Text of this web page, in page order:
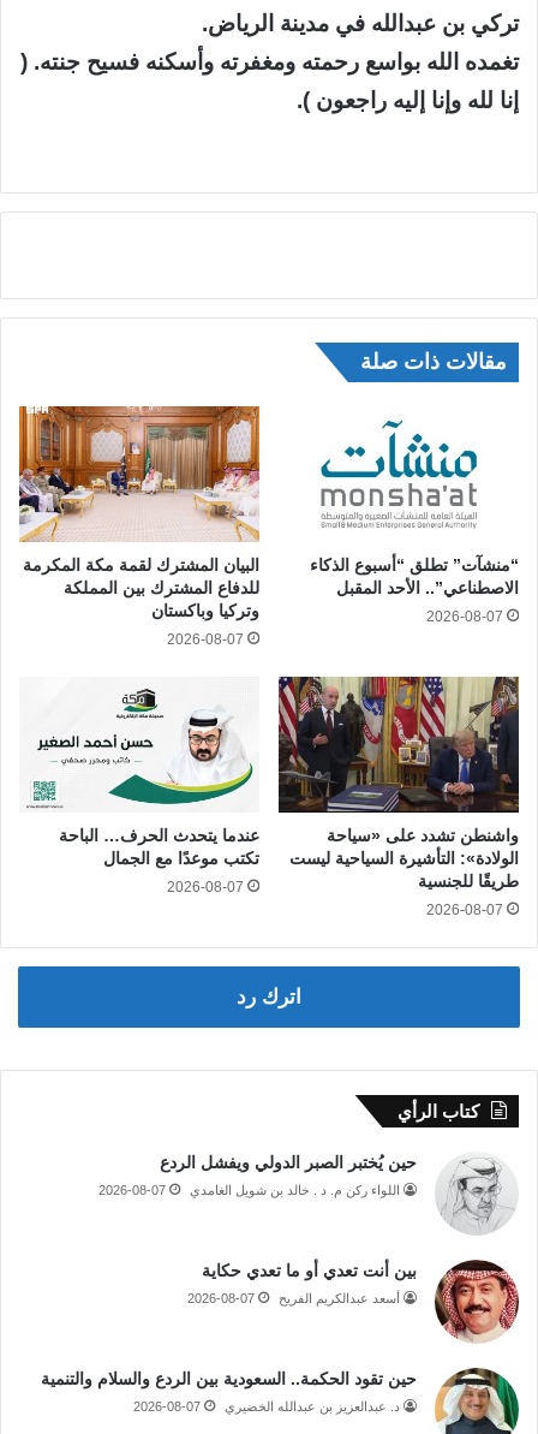
تركي بن عبدالله في مدينة الرياض.
تغمده الله بواسع رحمته ومغفرته وأسكنه فسيح جنته. (
إنا لله وإنا إليه راجعون ).
مقالات ذات صلة
“منشآت” تطلق “أسبوع الذكاء
الاصطناعي”.. الأحد المقبل
2026-08-07
البيان المشترك لقمة مكة المكرمة
للدفاع المشترك بين المملكة
وتركيا وباكستان
2026-08-07
واشنطن تشدد على «سياحة
الولادة»: التأشيرة السياحية ليست
طريقًا للجنسية
2026-08-07
عندما يتحدث الحرف… الباحة
تكتب موعدًا مع الجمال
2026-08-07
اترك رد
كتاب الرأي
حين يُختبر الصبر الدولي ويفشل الردع
اللواء ركن م. د . خالد بن شويل الغامدي 2026-08-07
بين أنت تعدي أو ما تعدي حكاية
أسعد عبدالكريم الفريح 2026-08-07
حين تقود الحكمة.. السعودية بين الردع والسلام والتنمية
د. عبدالعزيز بن عبدالله الخضيري 2026-08-07